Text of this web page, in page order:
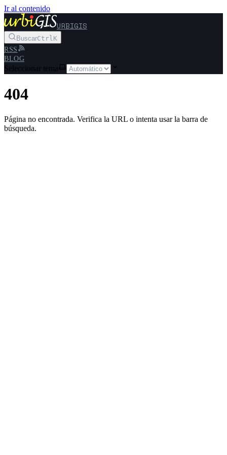
Ir al contenido
URBIGIS
BuscarCtrlK
RSS
BLOG
Seleccionar tema
404
Página no encontrada. Verifica la URL o intenta usar la barra de
búsqueda.